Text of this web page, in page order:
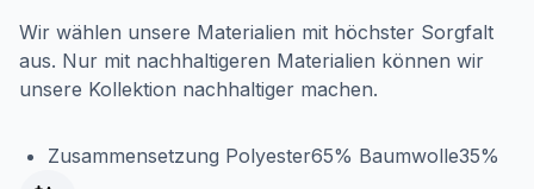
Wir wählen unsere Materialien mit höchster Sorgfalt
aus. Nur mit nachhaltigeren Materialien können wir
unsere Kollektion nachhaltiger machen.
Zusammensetzung Polyester65% Baumwolle35%